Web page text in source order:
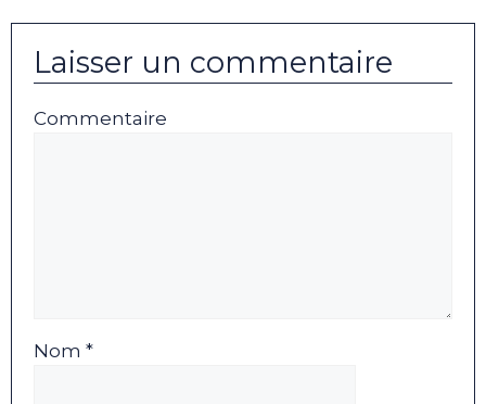
Laisser un commentaire
Commentaire
Nom *